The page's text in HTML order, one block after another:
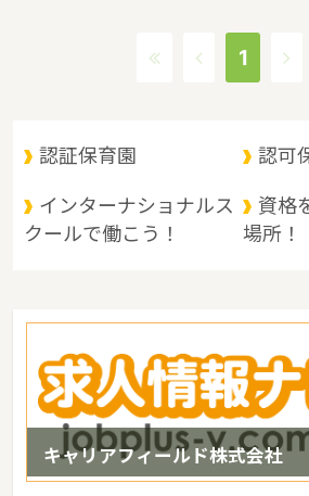
倍率が1.92となっています。（2017年10
1
認証保育園 認可
インターナショナルス
クールで働こう！
資格
場所！
キャリアフィールド株式会社